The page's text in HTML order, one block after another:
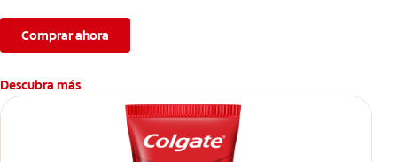
protege el esmalte dental.
*El efecto es temporal.
Comprar ahora
Descubra más